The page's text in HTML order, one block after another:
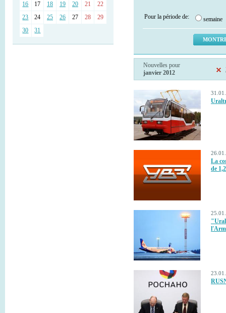
16
17 18 19 20 21
22
23
24 25 26 27 28
29
30
31
Pour la période de: semaine
Nouvelles pour
janvier 2012
La
de
"Ural